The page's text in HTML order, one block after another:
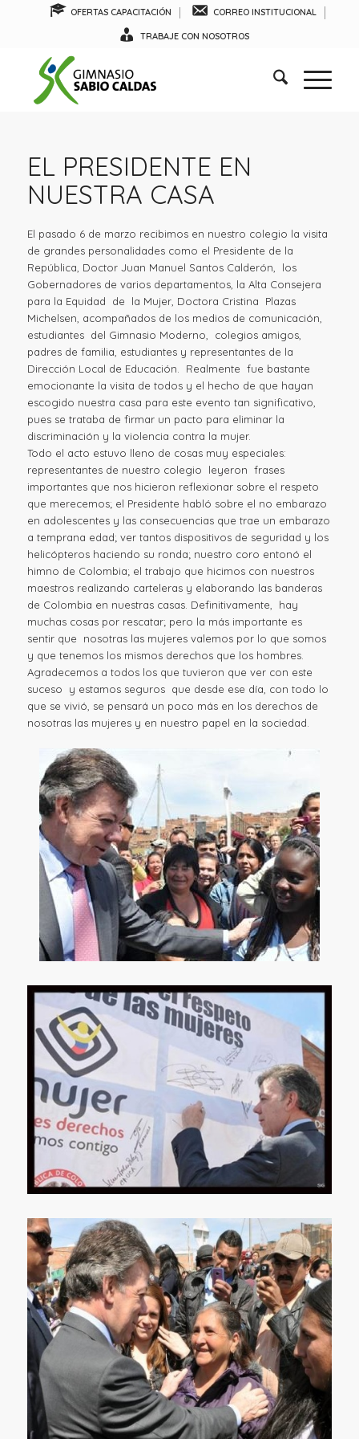
OFERTAS CAPACITACIÓN CORREO INSTITUCIONAL
TRABAJE CON NOSOTROS
EL PRESIDENTE EN
NUESTRA CASA
El pasado 6 de marzo recibimos en nuestro colegio la visita
de grandes personalidades como el Presidente de la
República, Doctor Juan Manuel Santos Calderón, los
Gobernadores de varios departamentos, la Alta Consejera
para la Equidad de la Mujer, Doctora Cristina Plazas
Michelsen, acompañados de los medios de comunicación,
estudiantes del Gimnasio Moderno, colegios amigos,
padres de familia, estudiantes y representantes de la
Dirección Local de Educación. Realmente fue bastante
emocionante la visita de todos y el hecho de que hayan
escogido nuestra casa para este evento tan significativo,
pues se trataba de firmar un pacto para eliminar la
discriminación y la violencia contra la mujer.
Todo el acto estuvo lleno de cosas muy especiales:
representantes de nuestro colegio leyeron frases
importantes que nos hicieron reflexionar sobre el respeto
que merecemos; el Presidente habló sobre el no embarazo
en adolescentes y las consecuencias que trae un embarazo
a temprana edad; ver tantos dispositivos de seguridad y los
helicópteros haciendo su ronda; nuestro coro entonó el
himno de Colombia; el trabajo que hicimos con nuestros
maestros realizando carteleras y elaborando las banderas
de Colombia en nuestras casas. Definitivamente, hay
muchas cosas por rescatar; pero la más importante es
sentir que nosotras las mujeres valemos por lo que somos
y que tenemos los mismos derechos que los hombres.
Agradecemos a todos los que tuvieron que ver con este
suceso y estamos seguros que desde ese día, con todo lo
que se vivió, se pensará un poco más en los derechos de
nosotras las mujeres y en nuestro papel en la sociedad.